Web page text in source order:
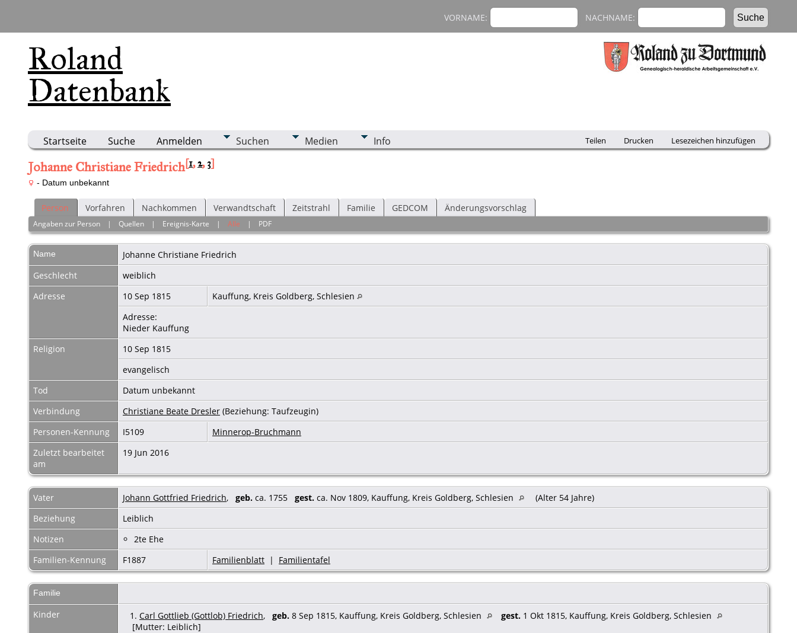
Roland
Datenbank
VORNAME: NACHNAME:
Startseite Suche Anmelden Suchen Medien Info Teilen Drucken Lesezeichen hinzufügen
Johanne Christiane Friedrich[1,2,3]
- Datum unbekannt
Person Vorfahren Nachkommen Verwandtschaft Zeitstrahl Familie GEDCOM Änderungsvorschlag
Angaben zur Person |Quellen | Ereignis-Karte |Alle | PDF
Name Johanne Christiane Friedrich
Geschlecht
weiblich
Adresse
10 Sep 1815
Kauffung, Kreis Goldberg, Schlesien
Adresse:
Nieder Kauffung
Religion
10 Sep 1815
evangelisch
Tod
Datum unbekannt
Verbindung
Christiane Beate Dresler (Beziehung: Taufzeugin)
Personen-Kennung
I5109
Minnerop-Bruchmann
Zuletzt bearbeitet
am
19 Jun 2016
Vater Johann Gottfried Friedrich, geb. ca. 1755 gest. ca. Nov 1809, Kauffung, Kreis Goldberg, Schlesien
(Alter 54 Jahre)
Beziehung
Leiblich
Notizen
2te Ehe
Familien-Kennung
F1887 Familienblatt | Familientafel
Familie
Kinder 1. Carl Gottlieb (Gottlob) Friedrich, geb. 8 Sep 1815, Kauffung, Kreis Goldberg, Schlesien gest. 1 Okt 1815, Kauffung, Kreis Goldberg, Schlesien
[Mutter: Leiblich]